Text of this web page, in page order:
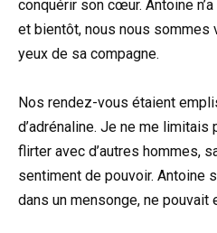
conquérir son cœur. Antoine
et bientôt, nous nous sommes
yeux de sa compagne.
Nos rendez-vous étaient
d’adrénaline. Je ne me limitais
flirter avec d’autres hommes,
sentiment de pouvoir. Antoine
dans un mensonge, ne pouvait